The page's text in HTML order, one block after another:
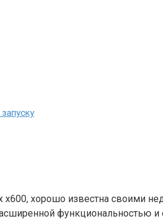
хорошо известна своими
функциональностью